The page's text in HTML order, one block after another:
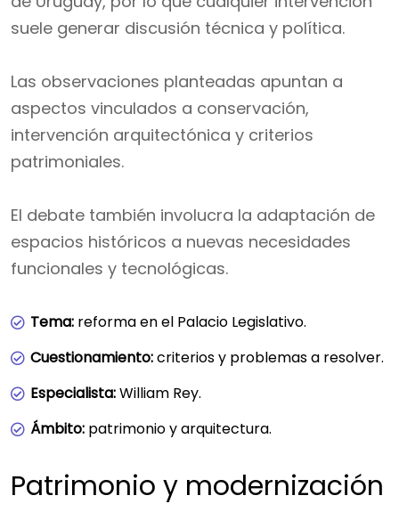
suele generar discusión técnica y política.
Las observaciones planteadas apuntan a
aspectos vinculados a conservación,
intervención arquitectónica y criterios
patrimoniales.
El debate también involucra la adaptación de
espacios históricos a nuevas necesidades
funcionales y tecnológicas.
Tema: reforma en el Palacio Legislativo.
Cuestionamiento:criterios y problemas a resolver.
Especialista:William Rey.
Ámbito: patrimonio y arquitectura.
Patrimonio y modernización